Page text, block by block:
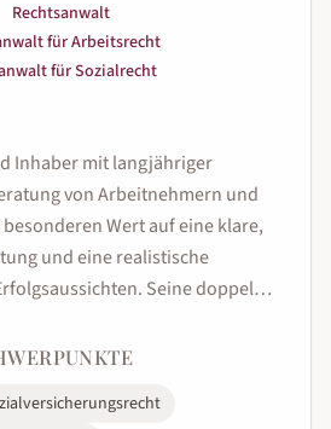
Rechtsanwalt
für Arbeitsrecht
für Sozialrecht
Inhaber mit langjähriger
von Arbeitnehmern und
Wert auf eine klare,
und eine realistische
Seine doppelte
Betreuung in den eng